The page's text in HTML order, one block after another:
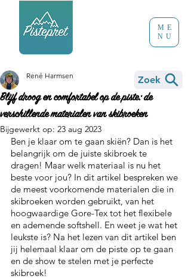
ME
NU
Blijf droog en comfortabel op de piste: de
verschillende materialen van skibroeken
René Harmsen
Bijgewerkt op: 23 aug 2023
Ben je klaar om te gaan skiën? Dan is het
belangrijk om de juiste skibroek te
dragen! Maar welk materiaal is nu het
beste voor jou? In dit artikel bespreken we
de meest voorkomende materialen die in
skibroeken worden gebruikt, van het
hoogwaardige Gore-Tex tot het flexibele
en ademende softshell. En weet je wat het
leukste is? Na het lezen van dit artikel ben
jij helemaal klaar om de piste op te gaan
en de show te stelen met je perfecte
skibroek!
Zoek